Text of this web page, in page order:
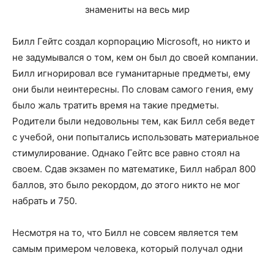
Билл Гейтс создал корпорацию Microsoft, но никто и
не задумывался о том, кем он был до своей компании.
Билл игнорировал все гуманитарные предметы, ему
они были неинтересны. По словам самого гения, ему
было жаль тратить время на такие предметы.
Родители были недовольны тем, как Билл себя ведет
с учебой, они попытались использовать материальное
стимулирование. Однако Гейтс все равно стоял на
своем. Сдав экзамен по математике, Билл набрал 800
баллов, это было рекордом, до этого никто не мог
набрать и 750.
Несмотря на то, что Билл не совсем является тем
самым примером человека, который получал одни